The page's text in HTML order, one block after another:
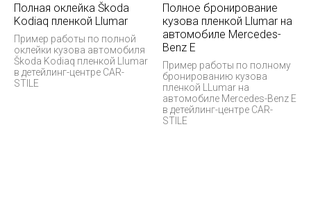
Полная оклейка Škoda
Kodiaq пленкой Llumar
Пример работы по полной
оклейки кузова автомобиля
Škoda Kodiaq пленкой Llumar
в детейлинг-центре CAR-
STILE
Полное бронирование
кузова пленкой Llumar на
автомобиле Mercedes-
Benz E
Пример работы по полному
бронированию кузова
пленкой LLumar на
автомобиле Mercedes-Benz E
в детейлинг-центре CAR-
STILE